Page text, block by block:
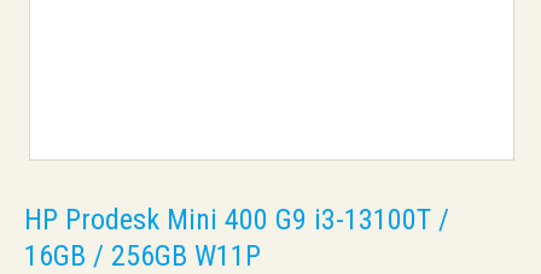
HP Prodesk Mini 400 G9 i3-13100T /
16GB / 256GB W11P